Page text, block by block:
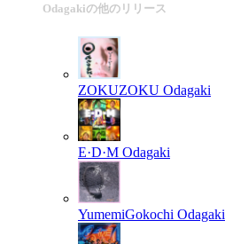
Odagakiの他のリリース
ZOKUZOKU Odagaki
E·D·M Odagaki
YumemiGokochi Odagaki